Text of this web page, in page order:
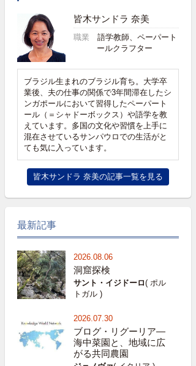
皆木サンドラ 奈美
職業
語学教師、ペーパート
ールクラフター
ブラジル生まれのブラジル育ち。大学卒
業後、夫の仕事の関係で3年間滞在したシ
ンガポールにおいて習得したペーパート
ール（＝シャドーボックス）や語学を教
えています。多国の文化や習慣を上手に
混在させているサンパウロでの生活がと
ても気に入っています。
皆木サンドラ 奈美の記事一覧を見る
最新記事
2026.08.06
洞窟探検
サント・イジドーロ( ポル
トガル )
2026.07.30
ブログ・リグーリア―
海中菜園と、地域に広
がる共同農園